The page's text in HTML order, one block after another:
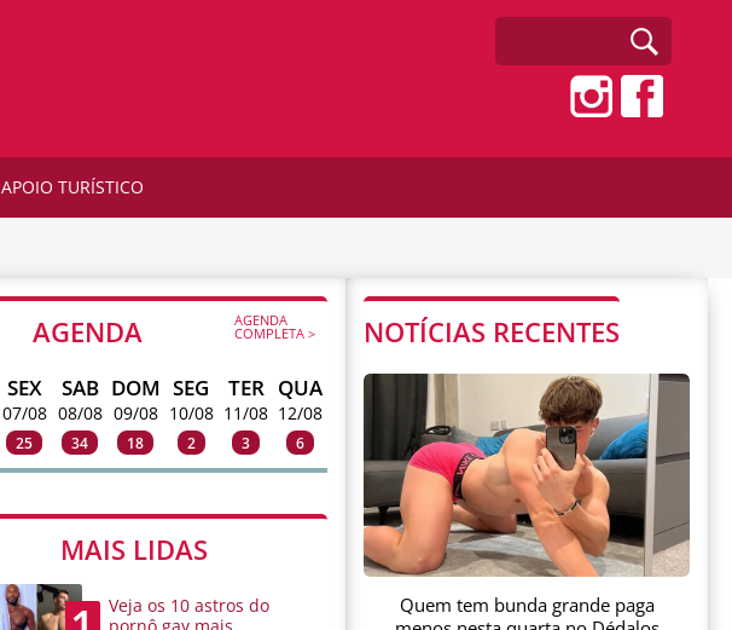
APOIO TURÍSTICO
AGENDA AGENDA
COMPLETA >
SEX
07/08
25
SAB
08/08
34
DOM
09/08
18
SEG
10/08
2
TER
11/08
3
QUA
12/08
6
MAIS LIDAS
Veja os 10 astros do
NOTÍCIAS RECENTES
Quem tem bunda grande paga